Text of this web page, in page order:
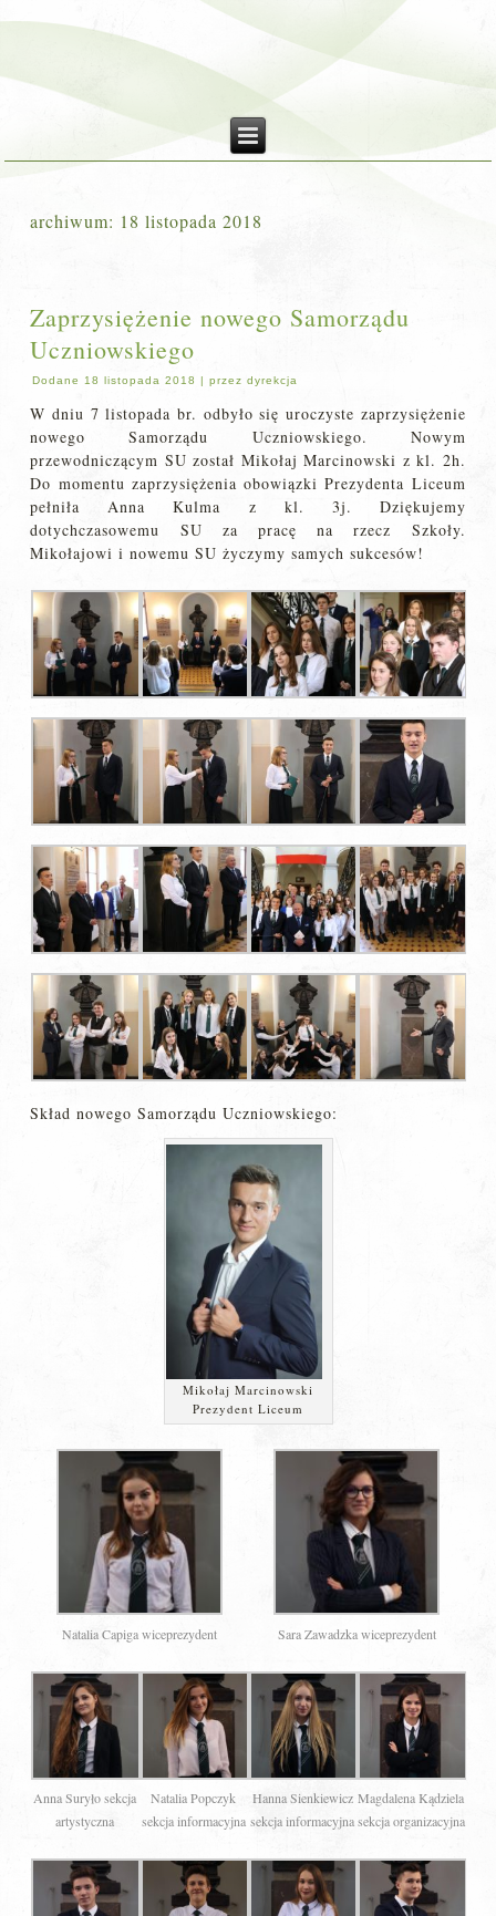
archiwum: 18 listopada 2018
Zaprzysiężenie nowego Samorządu
Uczniowskiego
Dodane 18 listopada 2018 |przez dyrekcja
W dniu 7 listopada br. odbyło się uroczyste zaprzysiężenie
nowego Samorządu Uczniowskiego. Nowym
przewodniczącym SU został Mikołaj Marcinowski z kl. 2h.
Do momentu zaprzysiężenia obowiązki Prezydenta Liceum
pełniła Anna Kulma z kl. 3j. Dziękujemy
dotychczasowemu SU za pracę na rzecz Szkoły.
Mikołajowi i nowemu SU życzymy samych sukcesów!
Skład nowego Samorządu Uczniowskiego:
Mikołaj Marcinowski
Prezydent Liceum
Natalia Capiga wiceprezydent Sara Zawadzka wiceprezydent
Anna Suryło sekcja
artystyczna
Natalia Popczyk
sekcja informacyjna
Hanna Sienkiewicz
sekcja informacyjna
Magdalena Kądziela
sekcja organizacyjna